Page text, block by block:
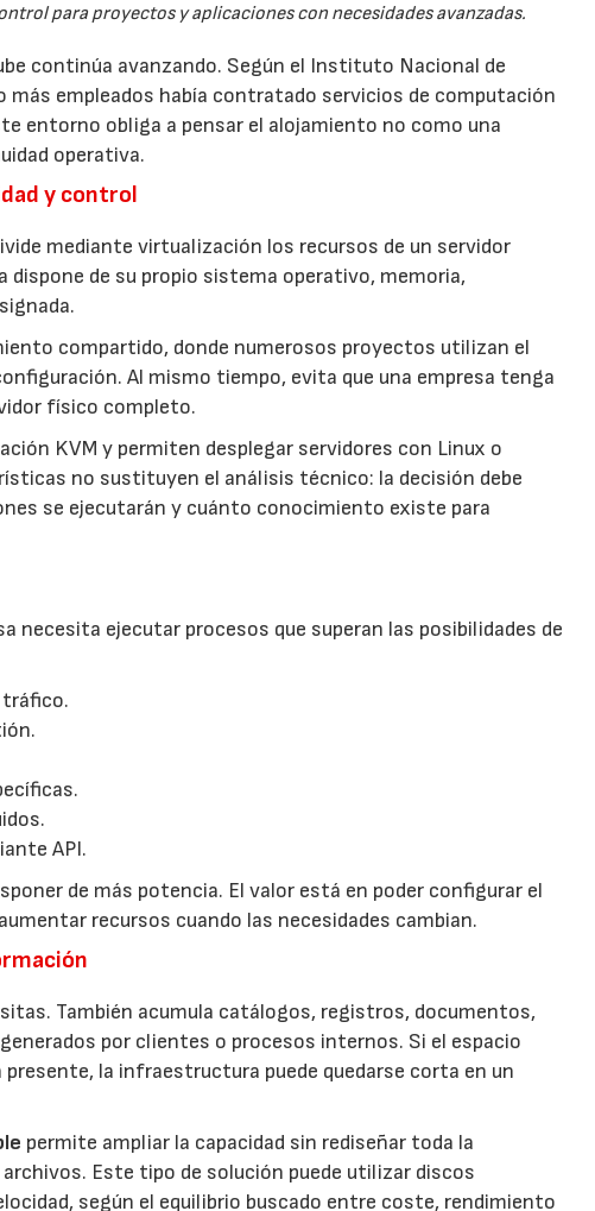
para proyectos y aplicaciones con necesidades avanzadas.
continúa avanzando. Según el Instituto Nacional de
más empleados había contratado servicios de computación
entorno obliga a pensar el alojamiento no como una
operativa.
y control
mediante virtualización los recursos de un servidor
de su propio sistema operativo, memoria,
compartido, donde numerosos proyectos utilizan el
Al mismo tiempo, evita que una empresa tenga
físico completo.
KVM y permiten desplegar servidores con Linux o
no sustituyen el análisis técnico: la decisión debe
se ejecutarán y cuánto conocimiento existe para
necesita ejecutar procesos que superan las posibilidades de
API.
de más potencia. El valor está en poder configurar el
recursos cuando las necesidades cambian.
También acumula catálogos, registros, documentos,
por clientes o procesos internos. Si el espacio
la infraestructura puede quedarse corta en un
permite ampliar la capacidad sin rediseñar toda la
Este tipo de solución puede utilizar discos
según el equilibrio buscado entre coste, rendimiento